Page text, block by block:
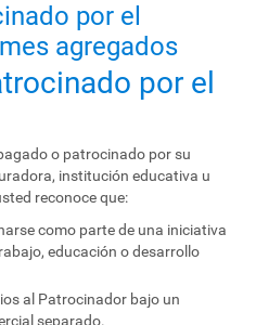
por el
agregados
por el
o patrocinado por su
institución educativa u
reconoce que:
como parte de una iniciativa
educación o desarrollo
al Patrocinador bajo un
separado.